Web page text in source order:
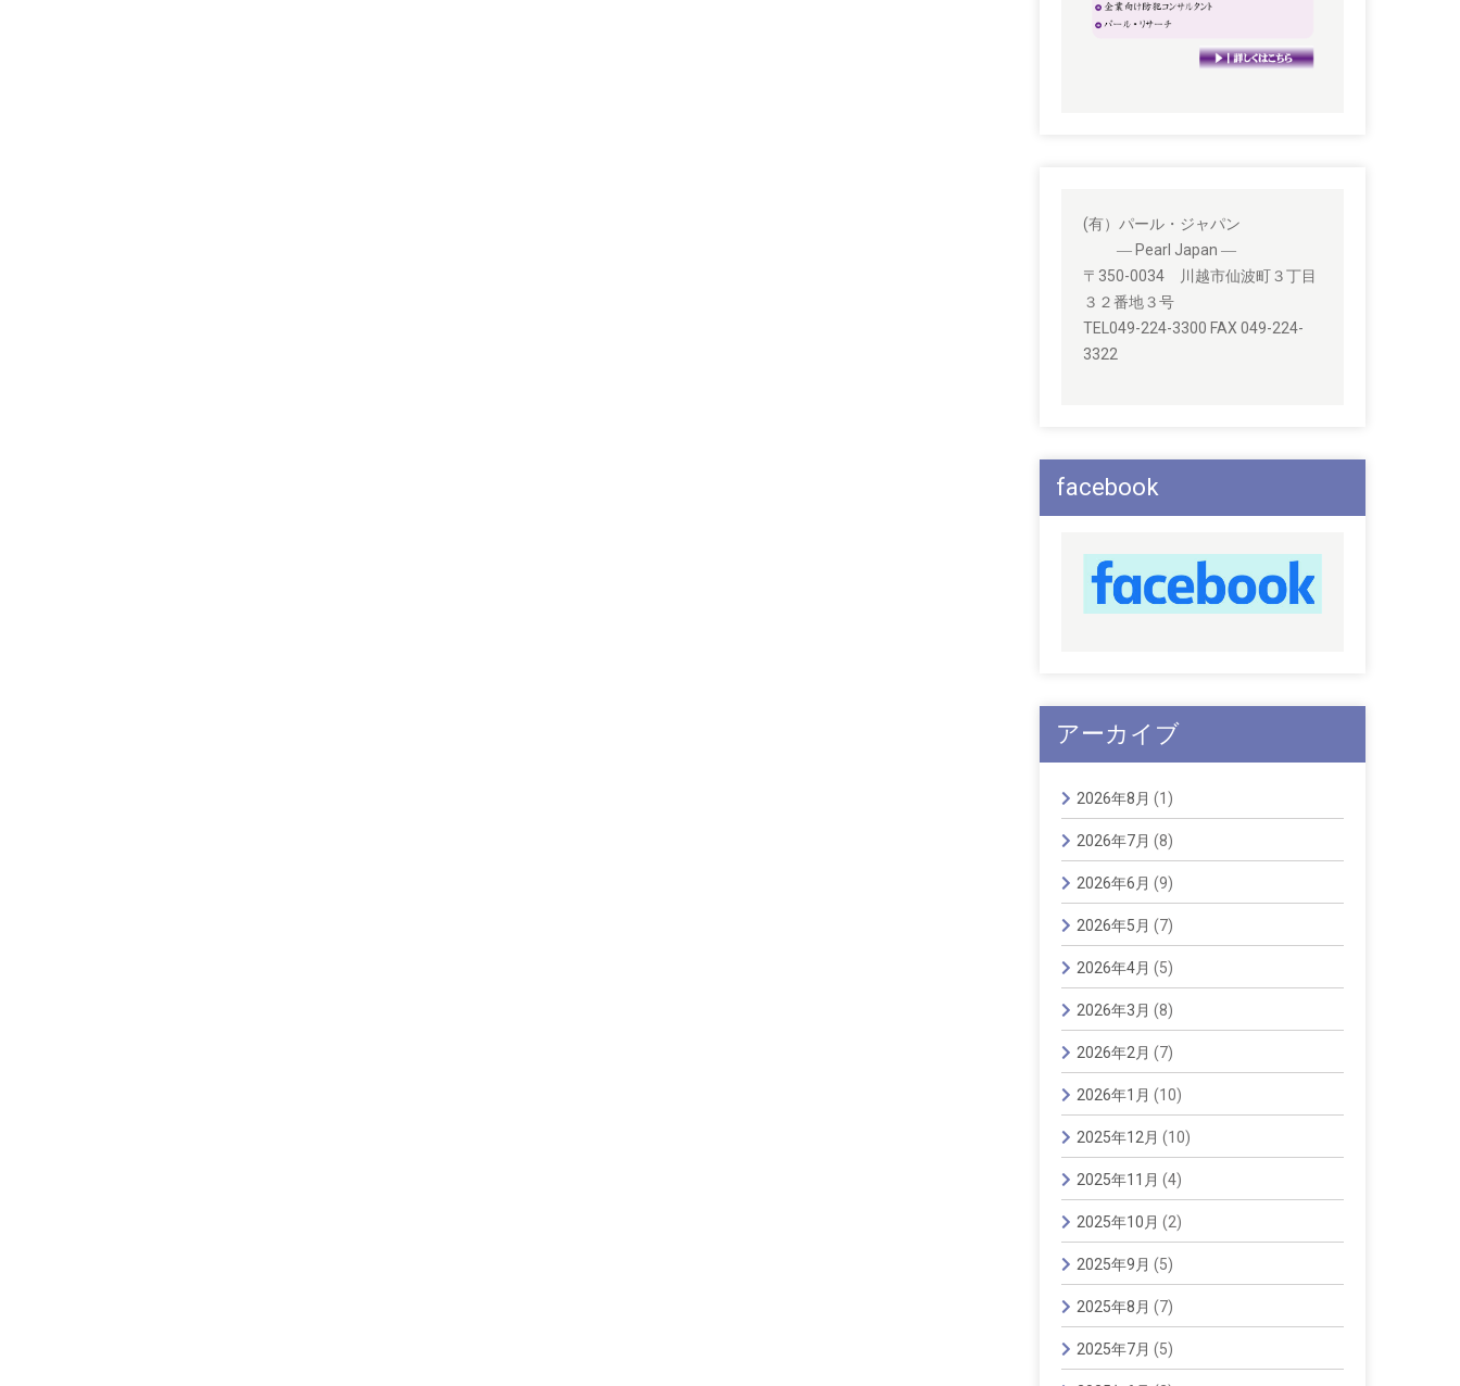
(有）パール・ジャパン
― Pearl Japan ―
〒350-0034 川越市仙波町３丁目
３２番地３号
TEL049-224-3300 FAX 049-224-
3322
facebook
アーカイブ
2026年8月 (1)
2026年7月 (8)
2026年6月 (9)
2026年5月 (7)
2026年4月 (5)
2026年3月 (8)
2026年2月 (7)
2026年1月 (10)
2025年12月 (10)
2025年11月 (4)
2025年10月 (2)
2025年9月 (5)
2025年8月 (7)
2025年7月 (5)